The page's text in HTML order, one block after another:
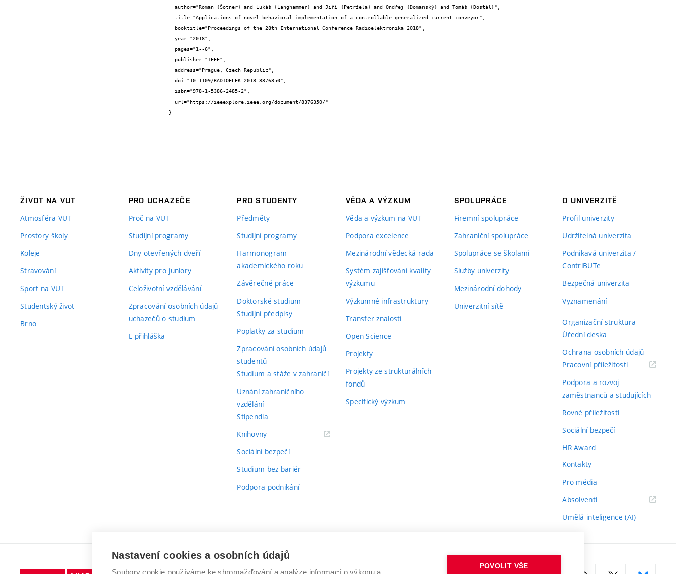
}
ŽIVOT NA VUT
Atmosféra VUT
Prostory školy
Koleje
Stravování
Sport na VUT
Studentský život
Brno
PRO UCHAZEČE
Proč na VUT
Studijní programy
Dny otevřených dveří
Aktivity pro juniory
Celoživotní vzdělávání
Zpracování osobních údajů
uchazečů o studium
E-přihláška
PRO STUDENTY
Předměty
Studijní programy
Harmonogram
akademického roku
Závěrečné práce
Doktorské studium
Studijní předpisy
Poplatky za studium
Zpracování osobních údajů
studentů
Studium a stáže v zahraničí
Uznání zahraničního
vzdělání
Stipendia
Knihovny(externí
Sociální bezpečí
Studium bez bariér
Podpora podnikání
VĚDA A VÝZKUM
Věda a výzkum na VUT
Podpora excelence
Mezinárodní vědecká rada
Systém zajišťování kvality
výzkumu
Výzkumné infrastruktury
Transfer znalostí
Open Science
Projekty
Projekty ze strukturálních
fondů
Specifický výzkum
SPOLUPRÁCE
Firemní spolupráce
Zahraniční spolupráce
Spolupráce se školami
Služby univerzity
Mezinárodní dohody
Univerzitní sítě
O UNIVERZITĚ
Profil univerzity
Udržitelná univerzita
Podnikavá univerzita /
ContriBUTe
Bezpečná univerzita
Vyznamenání
Organizační struktura
Úřední deska
Ochrana osobních údajů
Pracovní příležitosti(externí
Podpora a rozvoj
zaměstnanců a studujících
Rovné příležitosti
Sociální bezpečí
HR Award
Kontakty
Pro média
Absolventi(externí
Umělá inteligence (AI)
Nastavení cookies a osobních údajů
Soubory cookie používáme ke shromažďování a analýze informací o výkonu a
POVOLIT VŠE